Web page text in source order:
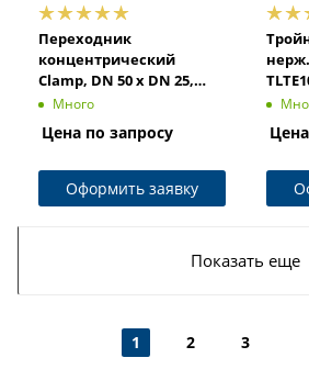
Переходник
концентрический
Clamp, DN 50 x DN 25,
нерж. сталь 316, TLCR50-
Много
Цена по запросу
Оформить заявку
нерж.
Показать еще
1 2 3